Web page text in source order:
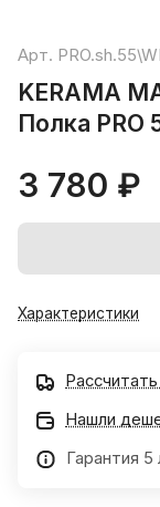
Арт.
KERAMA
Полка PRO
3 780 ₽
Характеристики
Нашли
Гарантия 5